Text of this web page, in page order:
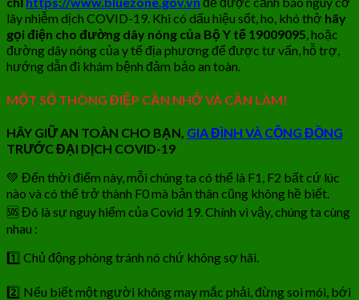
lây nhiễm dịch COVID-19. Khi có dấu hiệu sốt, ho, khó thở hãy
gọi điện cho đường dây nóng của Bộ Y tế 19009095, hoặc
đường dây nóng của y tế địa phương để được tư vấn, hỗ trợ,
hướng dẫn đi khám bệnh đảm bảo an toàn.
MỘT SỐ THÔNG ĐIỆP CẦN NHỚ VÀ CẦN LÀM!
HÃY GIỮ AN TOÀN CHO BẠN, GIA ĐÌNH VÀ CỘNG ĐỒNG
TRƯỚC ĐẠI DỊCH COVID-19
💚 Đến thời điểm này, mỗi chúng ta có thể là F1, F2 bất cứ lúc
nào và có thể trở thành F0 mà bản thân cũng không hề biết.
🆘 Đó là sự nguy hiểm của Covid 19. Chính vì vậy, chúng ta cùng
nhau :
1️⃣ Chủ động phòng tránh nó chứ không sợ hãi.
2️⃣ Nếu biết một người không may mắc phải, đừng soi mói, bới